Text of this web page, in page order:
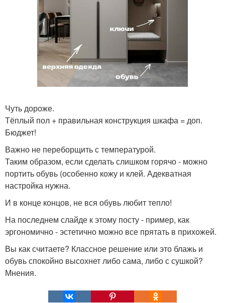
Чуть дороже.
Тёплый пол + правильная конструкция шкафа = доп.
Бюджет!
Важно не переборщить с температурой.
Таким образом, если сделать слишком горячо - можно
портить обувь (особенно кожу и клей. Адекватная
настройка нужна.
И в конце концов, не вся обувь любит тепло!
На последнем слайде к этому посту - пример, как
эргономично - эстетично можно все прятать в прихожей.
Вы как считаете? Классное решение или это блажь и
обувь спокойно высохнет либо сама, либо с сушкой?
Мнения.